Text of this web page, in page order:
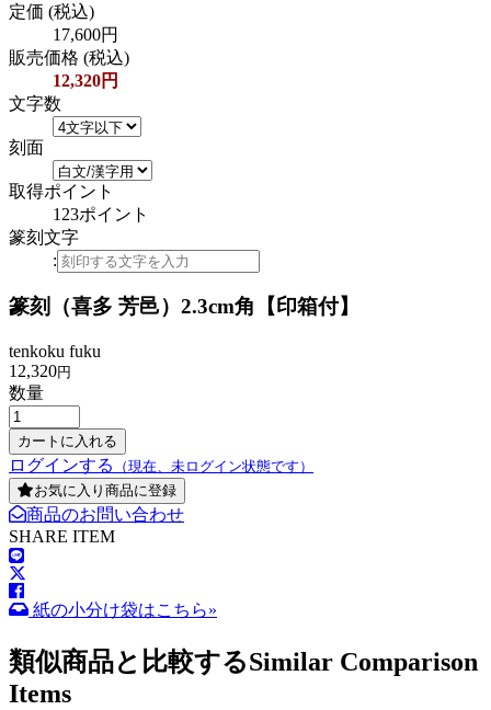
定価 (税込)
17,600円
販売価格 (税込)
12,320円
文字数
刻面
取得ポイント
123ポイント
篆刻文字
:
篆刻（喜多 芳邑）2.3cm角【印箱付】
tenkoku fuku
12,320円
数量
ログインする
（現在、未ログイン状態です）
お気に入り商品に登録
商品のお問い合わせ
SHARE ITEM
紙の小分け袋はこちら»
類似商品と比較するSimilar Comparison
Items